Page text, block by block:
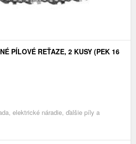
PÍLOVÉ REŤAZE, 2 KUSY (PEK 16
elektrické náradie, ďalšie píly a